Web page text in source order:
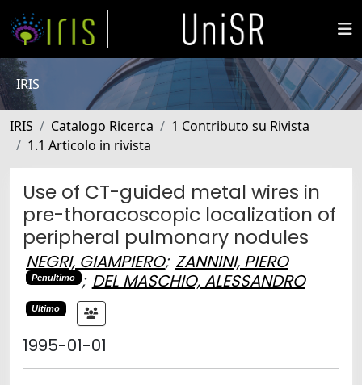
IRIS
IRIS Catalogo Ricerca
1 Contributo su Rivista
1.1 Articolo in rivista
Use of CT-guided metal wires in
pre-thoracoscopic localization of
peripheral pulmonary nodules
NEGRI, GIAMPIERO; ZANNINI, PIERO
Penultimo ; DEL MASCHIO, ALESSANDRO
Ultimo
1995-01-01